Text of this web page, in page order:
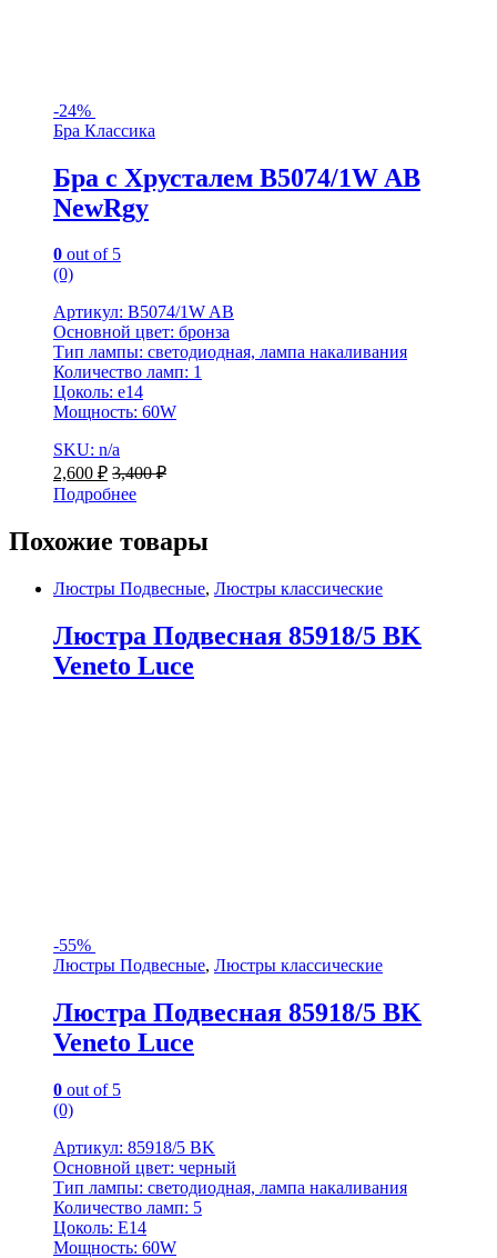
-24%
Бра Классика
Бра с Хрусталем B5074/1W AB
NewRgy
0 out of 5
(0)
Артикул: B5074/1W AB
Основной цвет: бронза
Тип лампы: светодиодная, лампа накаливания
Количество ламп: 1
Цоколь: e14
Мощность: 60W
SKU: n/a
2,600 ₽ 3,400₽
Подробнее
Похожие товары
Люстры Подвесные, Люстры классические
Люстра Подвесная 85918/5 BK
Veneto Luce
-55%
Люстры Подвесные, Люстры классические
Люстра Подвесная 85918/5 BK
Veneto Luce
0 out of 5
(0)
Артикул: 85918/5 BK
Основной цвет: черный
Тип лампы: светодиодная, лампа накаливания
Количество ламп: 5
Цоколь: Е14
Мощность: 60W